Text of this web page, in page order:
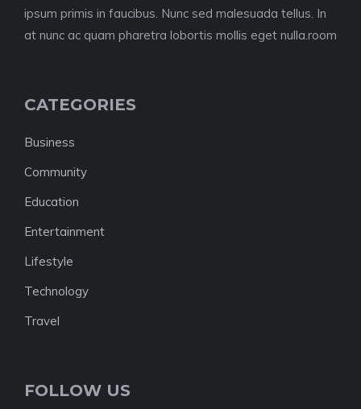
ipsum primis in faucibus. Nunc sed malesuada tellus. In
at nunc ac quam pharetra lobortis mollis eget nulla.room
CATEGORIES
Business
Community
Education
Entertainment
Lifestyle
Technology
Travel
FOLLOW US